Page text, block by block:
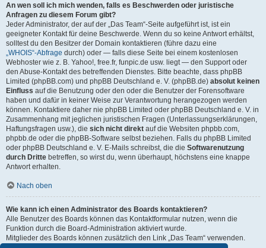
An wen soll ich mich wenden, falls es Beschwerden oder juristische
Anfragen zu diesem Forum gibt?
Jeder Administrator, der auf der „Das Team“-Seite aufgeführt ist, ist ein
geeigneter Kontakt für deine Beschwerde. Wenn du so keine Antwort erhältst,
solltest du den Besitzer der Domain kontaktieren (führe dazu eine
„WHOIS“-Abfrage durch) oder — falls diese Seite bei einem kostenlosen
Webhoster wie z. B. Yahoo!, free.fr, funpic.de usw. liegt — den Support oder
den Abuse-Kontakt des betreffenden Dienstes. Bitte beachte, dass phpBB
Limited (phpBB.com) und phpBB Deutschland e. V. (phpBB.de) absolut keinen
Einfluss auf die Benutzung oder den oder die Benutzer der Forensoftware
haben und dafür in keiner Weise zur Verantwortung herangezogen werden
können. Kontaktiere daher nie phpBB Limited oder phpBB Deutschland e. V. in
Zusammenhang mit jeglichen juristischen Fragen (Unterlassungserklärungen,
Haftungsfragen usw.), die sich nicht direkt auf die Websiten phpbb.com,
phpbb.de oder die phpBB-Software selbst beziehen. Falls du phpBB Limited
oder phpBB Deutschland e. V. E-Mails schreibst, die die Softwarenutzung
durch Dritte betreffen, so wirst du, wenn überhaupt, höchstens eine knappe
Antwort erhalten.
Nach oben
Wie kann ich einen Administrator des Boards kontaktieren?
Alle Benutzer des Boards können das Kontaktformular nutzen, wenn die
Funktion durch die Board-Administration aktiviert wurde.
Mitglieder des Boards können zusätzlich den Link „Das Team“ verwenden.